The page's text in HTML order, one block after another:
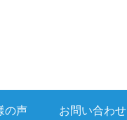
の声 お問い合わせ